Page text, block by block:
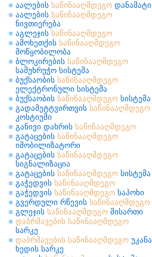
აალების საწინააღმდეგო დანამატი
აალების საწინააღმდეგო
ნივთიერება
აგლეჯის საწინააღმდეგო
ამოხეთქის საწინააღმდეგო
მოწყობილობა
ბლოკირების საწინააღმდეგო
სამუხრუჭო სისტემა
ბუქსაობის საწინააღმდეგო
ელექტრონული სისტემა
ბუქსაობის საწინააღმდეგო სისტემა
გადამეტტვირთვის საწინააღმდეგო
კოსტიუმი
განივი დახრის საწინააღმდეგო
გატაცების საწინააღმდეგო
იმობილიზატორი
გატაცების საწინააღმდეგო
სიგნალიზაცია
გატაცების საწინააღმდეგო სისტემა
გაჭედვის საწინააღმდეგო
გაჭედვის საწინააღმდეგო საპოხი
გვერდული რწევის საწინააღმდეგო
გლეჯის საწინააღმდეგო მისართი
დაბრმავების საწინააღმდეგო
სარკე
დაბრმავების საწინააღმდეგო უკანა
ხედის სარკე